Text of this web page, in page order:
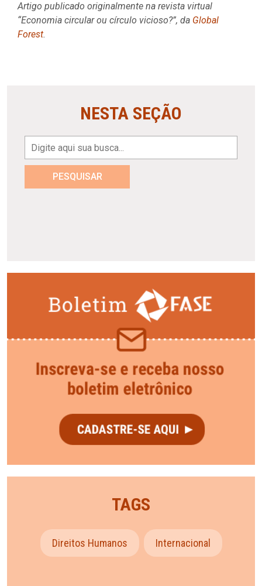
Artigo publicado originalmente na revista virtual
“Economia circular ou círculo vicioso?”, da Global
Forest.
NESTA SEÇÃO
PESQUISAR
TAGS
Direitos Humanos Internacional